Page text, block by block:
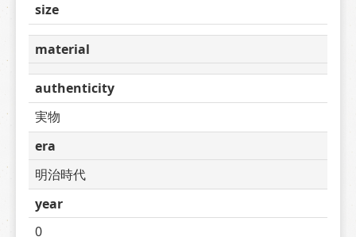
size
material
authenticity
実物
era
明治時代
year
0